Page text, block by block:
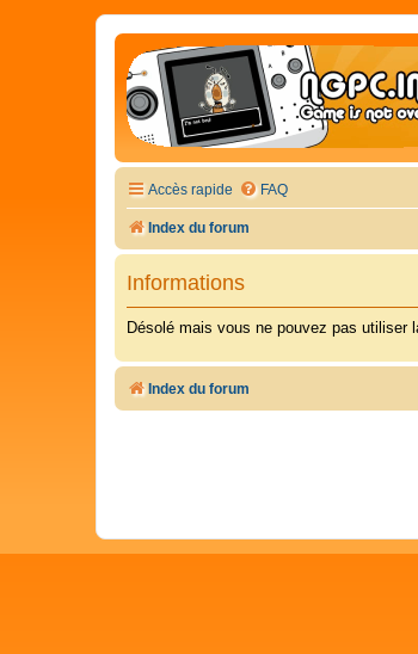
Accès rapide FAQ
Index du forum
Informations
Désolé mais vous ne pouvez pas utiliser
Index du forum